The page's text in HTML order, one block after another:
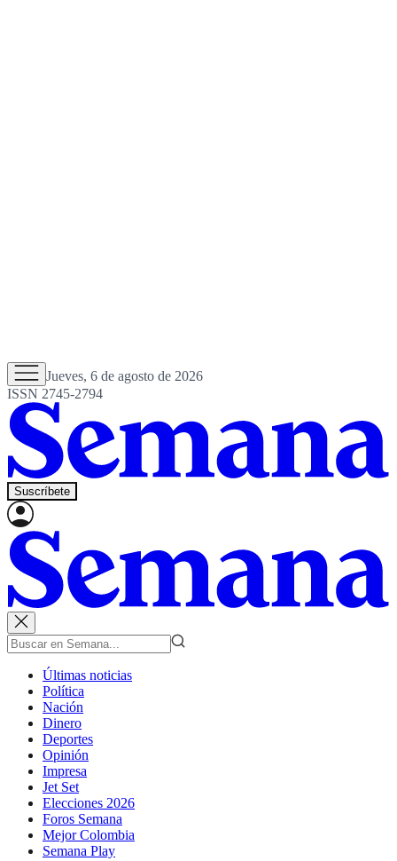
Jueves, 6 de agosto de 2026
ISSN 2745-2794
Suscríbete
Últimas noticias
Política
Nación
Dinero
Deportes
Opinión
Impresa
Jet Set
Elecciones 2026
Foros Semana
Mejor Colombia
Semana Play